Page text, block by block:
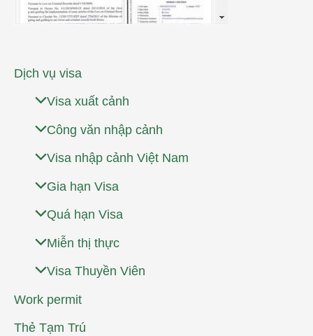
Dịch vụ visa
Visa xuất cảnh
Công văn nhập cảnh
Visa nhập cảnh Việt Nam
Gia hạn Visa
Quá hạn Visa
Miễn thị thực
Visa Thuyền Viên
Work permit
Thẻ Tạm Trú